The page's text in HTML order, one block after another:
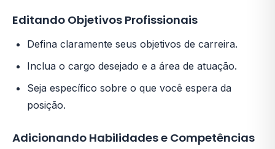
Editando Objetivos Profissionais
Defina claramente seus objetivos de carreira.
Inclua o cargo desejado e a área de atuação.
Seja específico sobre o que você espera da
posição.
Adicionando Habilidades e Competências